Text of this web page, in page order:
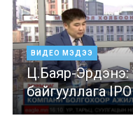
ВИДЕО МЭДЭЭ
Ц.Баяр-
байгууллага